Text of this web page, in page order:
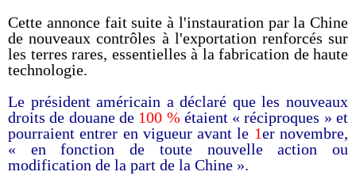
Cette annonce fait suite à l'instauration par la Chine
de nouveaux contrôles à l'exportation renforcés sur
les terres rares, essentielles à la fabrication de haute
technologie.
Le président américain a déclaré que les nouveaux
droits de douane de 100 % étaient « réciproques » et
pourraient entrer en vigueur avant le 1er novembre,
« en fonction de toute nouvelle action ou
modification de la part de la Chine ».